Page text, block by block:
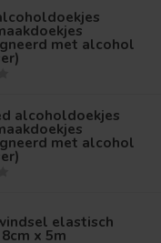
met alcohol
alcoholdoekjes
met alcohol
elastisch
x 5m